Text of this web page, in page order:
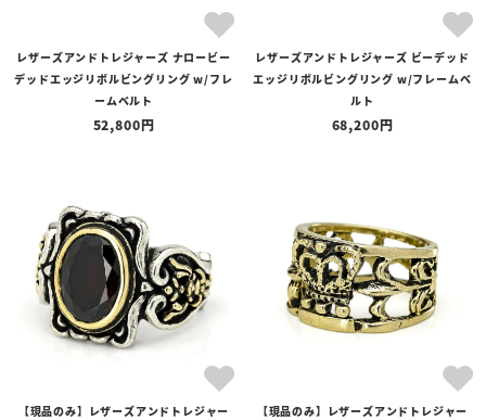
レザーズアンドトレジャーズ ナロービー
デッドエッジリボルビングリング w/フレ
ームベルト
52,800
レザーズアンドトレジャーズ ビーデッド
エッジリボルビングリング w/フレームベ
ルト
68,200
【現品のみ】レザーズアンドトレジャー
【現品のみ】レザーズアンドトレジャー